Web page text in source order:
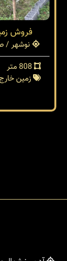
فروش
نوشهر /
زمین